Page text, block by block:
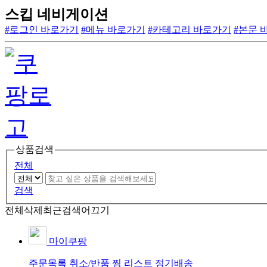
스킵 네비게이션
#로그인 바로가기 #메뉴 바로가기 #카테고리 바로가기 #본문
상품검색
전체
검색
전체삭제 최근검색어끄기
마이쿠팡
주문목록 취소/반품 찜 리스트 정기배송